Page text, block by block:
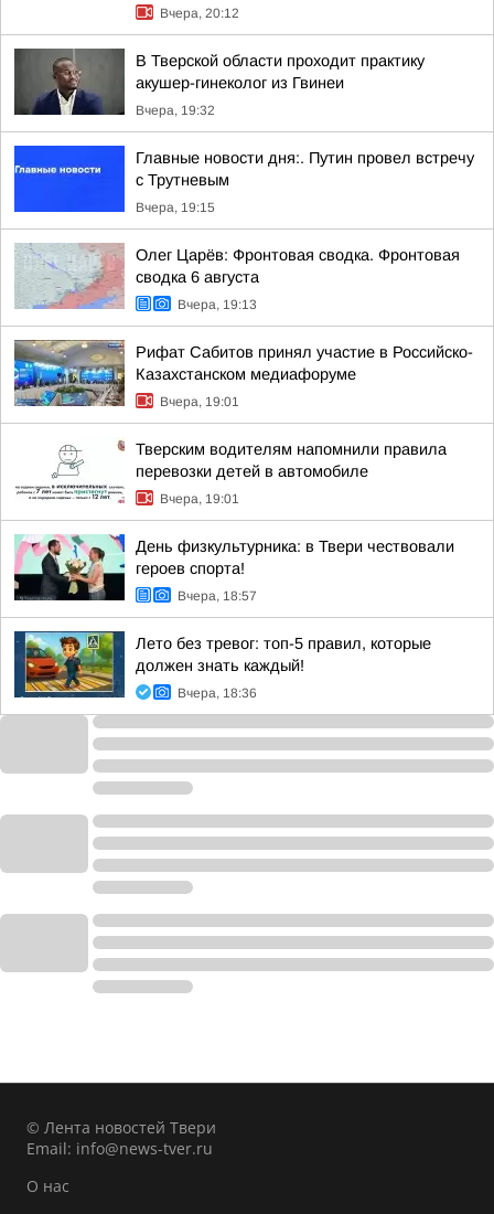
Вчера, 20:12
В Тверской области проходит практику
акушер-гинеколог из Гвинеи
Вчера, 19:32
Главные новости дня:. Путин провел встречу
с Трутневым
Вчера, 19:15
Олег Царёв: Фронтовая сводка. Фронтовая
сводка 6 августа
Вчера, 19:13
Рифат Сабитов принял участие в Российско-
Казахстанском медиафоруме
Вчера, 19:01
Тверским водителям напомнили правила
перевозки детей в автомобиле
Вчера, 19:01
День физкультурника: в Твери чествовали
героев спорта!
Вчера, 18:57
Лето без тревог: топ-5 правил, которые
должен знать каждый!
Вчера, 18:36
© Лента новостей Твери
Email: info@news-tver.ru
О нас